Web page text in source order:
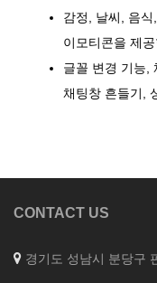
감정, 날씨, 음
이모티콘을 제공
글꼴 변경 기능,
채팅창 흔들기,
CONTACT US
경기도 성남시 분당구